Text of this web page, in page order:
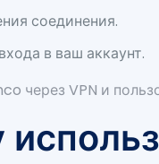
соединения.
в ваш аккаунт.
через VPN и